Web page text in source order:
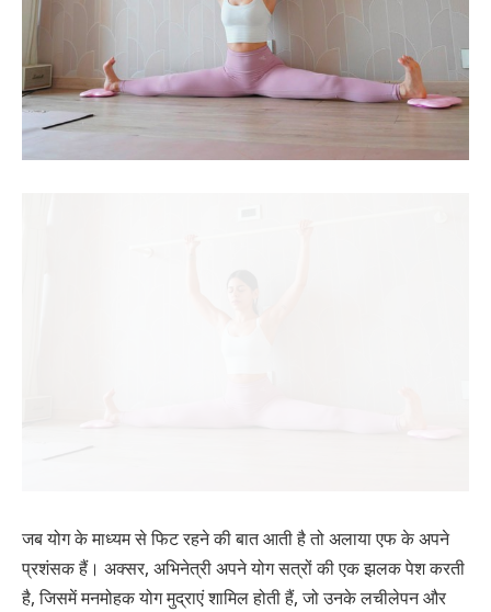
जब योग के माध्यम से फिट रहने की बात आती है तो अलाया एफ के अपने
प्रशंसक हैं। अक्सर, अभिनेत्री अपने योग सत्रों की एक झलक पेश करती
है, जिसमें मनमोहक योग मुद्राएं शामिल होती हैं, जो उनके लचीलेपन और